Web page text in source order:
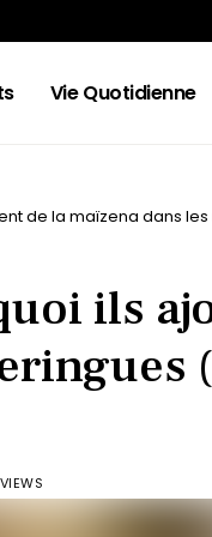
Vie Quotidienne
de la maïzena dans
ils